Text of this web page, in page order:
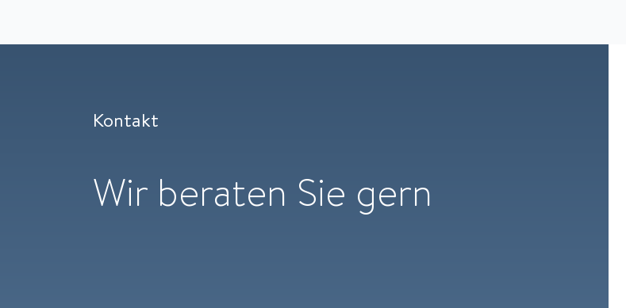
Kontakt
Wir beraten Sie gern